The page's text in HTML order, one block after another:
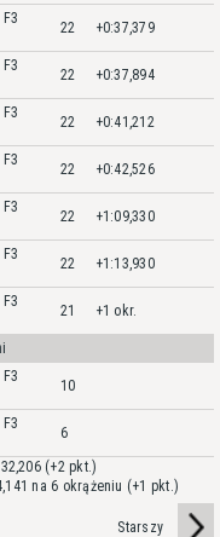
22 +0:37,379
22 +0:37,894
22 +0:41,212
22 +0:42,526
22 +1:09,330
22 +1:13,930
21 +1 okr.
10
6
(+2 pkt.)
na 6 okrążeniu (+1 pkt.)
Starszy